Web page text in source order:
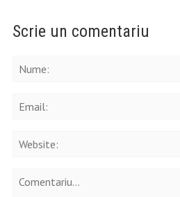
Scrie un comentariu